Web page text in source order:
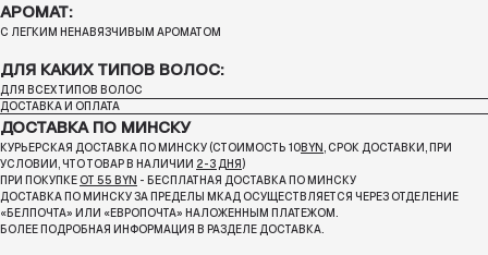
АРОМАТ:
С ЛЕГКИМ НЕНАВЯЗЧИВЫМ АРОМАТОМ
ДЛЯ КАКИХ ТИПОВ ВОЛОС:
ДЛЯ ВСЕХ ТИПОВ ВОЛОС
ДОСТАВКА И ОПЛАТА
ДОСТАВКА ПО МИНСКУ
КУРЬЕРСКАЯ ДОСТАВКА ПО МИНСКУ (СТОИМОСТЬ 10BYN, СРОК ДОСТАВКИ, ПРИ
УСЛОВИИ, ЧТО ТОВАР В НАЛИЧИИ 2-3 ДНЯ )
ПРИ ПОКУПКЕ ОТ 55 BYN - БЕСПЛАТНАЯ ДОСТАВКА ПО МИНСКУ
ДОСТАВКА ПО МИНСКУ ЗА ПРЕДЕЛЫ МКАД ОСУЩЕСТВЛЯЕТСЯ ЧЕРЕЗ ОТДЕЛЕНИЕ
«БЕЛПОЧТА» ИЛИ «ЕВРОПОЧТА» НАЛОЖЕННЫМ ПЛАТЕЖОМ.
БОЛЕЕ ПОДРОБНАЯ ИНФОРМАЦИЯ В РАЗДЕЛЕ ДОСТАВКА.